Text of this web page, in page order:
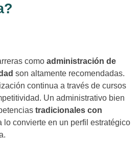
como administración de
son altamente recomendadas.
continua a través de cursos
Un administrativo bien
tradicionales con
lo convierte en un perfil estratégico